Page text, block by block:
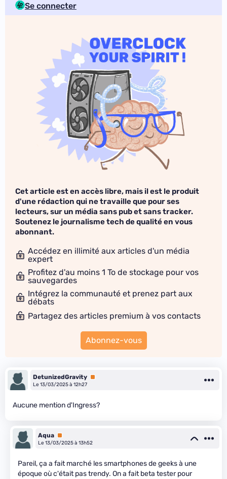
Se connecter
Cet article est en accès libre, mais il est le produit
d'une rédaction qui ne travaille que pour ses
lecteurs, sur un média sans pub et sans tracker.
Soutenez le journalisme tech de qualité en vous
abonnant.
Accédez en illimité aux articles d'un média
expert
Profitez d'au moins 1 To de stockage pour vos
sauvegardes
Intégrez la communauté et prenez part aux
débats
Partagez des articles premium à vos contacts
Abonnez-vous
DetunizedGravity Premium
Le 13/03/2025 à 12h27
Aucune mention d'Ingress?
Aqua Premium
Le 13/03/2025 à 13h52
Pareil, ça a fait marché les smartphones de geeks à une
époque où c'était pas trendy. On a fait beta tester pour